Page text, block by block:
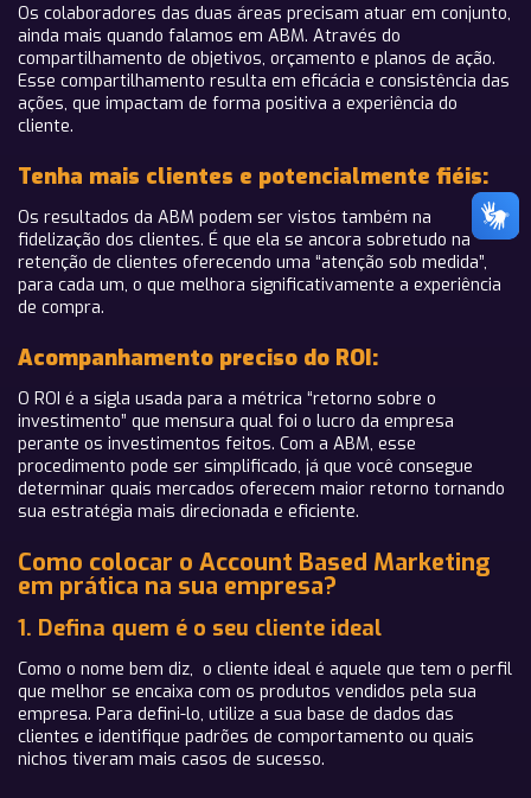
Os colaboradores das duas áreas precisam atuar em conjunto,
ainda mais quando falamos em ABM. Através do
compartilhamento de objetivos, orçamento e planos de ação.
Esse compartilhamento resulta em eficácia e consistência das
ações, que impactam de forma positiva a experiência do
cliente.
Tenha mais clientes e potencialmente fiéis:
Os resultados da ABM podem ser vistos também na
fidelização dos clientes. É que ela se ancora sobretudo na
retenção de clientes oferecendo uma “atenção sob medida”,
para cada um, o que melhora significativamente a experiência
de compra.
Acompanhamento preciso do ROI:
O ROI é a sigla usada para a métrica “retorno sobre o
investimento” que mensura qual foi o lucro da empresa
perante os investimentos feitos. Com a ABM, esse
procedimento pode ser simplificado, já que você consegue
determinar quais mercados oferecem maior retorno tornando
sua estratégia mais direcionada e eficiente.
Como colocar o Account Based Marketing
em prática na sua empresa?
1. Defina quem é o seu cliente ideal
Como o nome bem diz, o cliente ideal é aquele que tem o perfil
que melhor se encaixa com os produtos vendidos pela sua
empresa. Para defini-lo, utilize a sua base de dados das
clientes e identifique padrões de comportamento ou quais
nichos tiveram mais casos de sucesso.